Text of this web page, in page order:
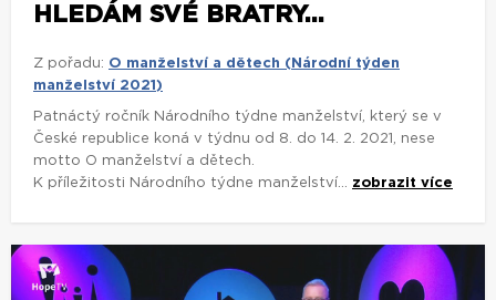
HLEDÁM SVÉ BRATRY...
Z pořadu: O manželství a dětech (Národní týden
manželství 2021)
Patnáctý ročník Národního týdne manželství, který se v
České republice koná v týdnu od 8. do 14. 2. 2021, nese
motto O manželství a dětech.
K příležitosti Národního týdne manželství... zobrazit více